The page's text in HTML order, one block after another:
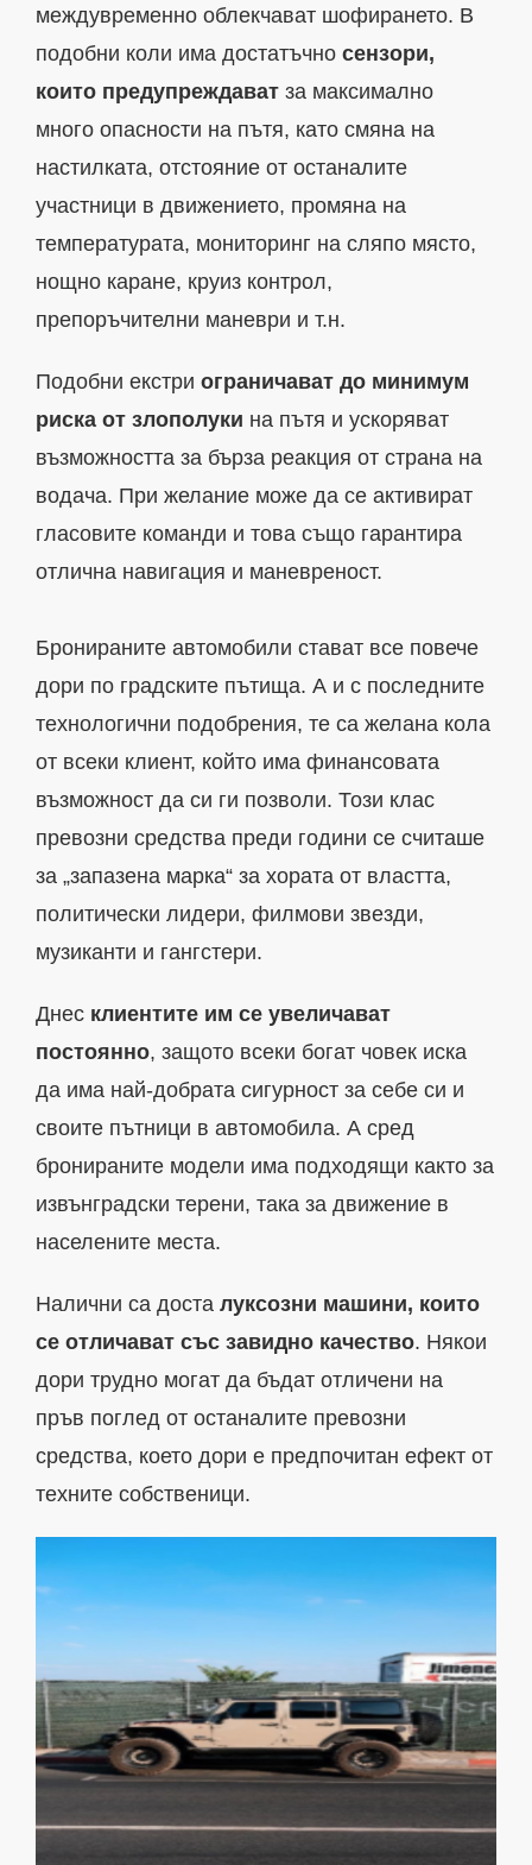
междувременно облекчават шофирането. В
подобни коли има достатъчно сензори,
които предупреждават за максимално
много опасности на пътя, като смяна на
настилката, отстояние от останалите
участници в движението, промяна на
температурата, мониторинг на сляпо място,
нощно каране, круиз контрол,
препоръчителни маневри и т.н.
Подобни екстри ограничават до минимум
риска от злополуки на пътя и ускоряват
възможността за бърза реакция от страна на
водача. При желание може да се активират
гласовите команди и това също гарантира
отлична навигация и маневреност.
Бронираните автомобили стават все повече
дори по градските пътища. А и с последните
технологични подобрения, те са желана кола
от всеки клиент, който има финансовата
възможност да си ги позволи. Този клас
превозни средства преди години се считаше
за „запазена марка“ за хората от властта,
политически лидери, филмови звезди,
музиканти и гангстери.
Днес клиентите им се увеличават
постоянно, защото всеки богат човек иска
да има най-добрата сигурност за себе си и
своите пътници в автомобила. А сред
бронираните модели има подходящи както за
извънградски терени, така за движение в
населените места.
Налични са доста луксозни машини, които
се отличават със завидно качество. Някои
дори трудно могат да бъдат отличени на
пръв поглед от останалите превозни
средства, което дори е предпочитан ефект от
техните собственици.